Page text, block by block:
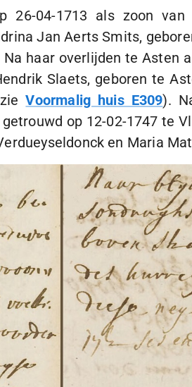
26-04-1713 als zoon van
Jan Aerts Smits,
Na haar overlijden te Asten
Slaets, geboren te
Voormalig huis E309).
op 12-02-1747 te
en Maria